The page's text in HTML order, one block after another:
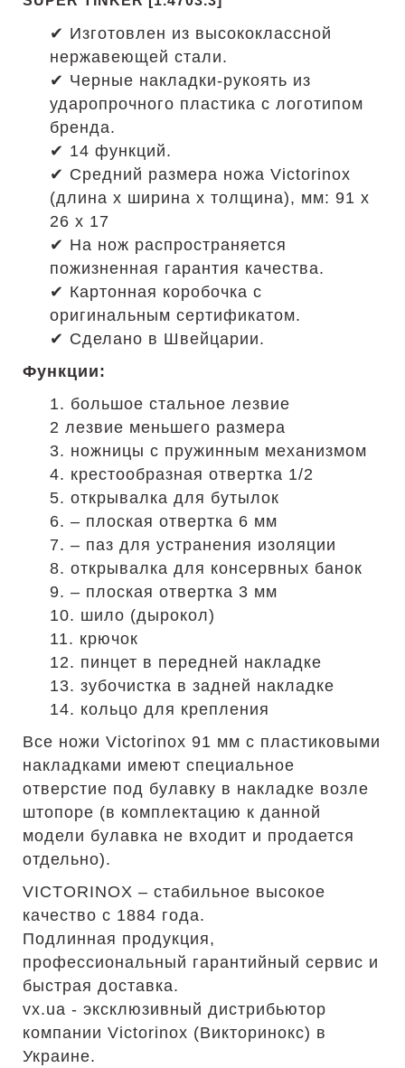
✔ Изготовлен из высококлассной
нержавеющей стали.
✔ Черные накладки-рукоять из
ударопрочного пластика с логотипом
бренда.
✔ 14 функций.
✔ Средний размера ножа Victorinox
(длина х ширина х толщина), мм: 91 х
26 х 17
✔ На нож распространяется
пожизненная гарантия качества.
✔ Картонная коробочка с
оригинальным сертификатом.
✔ Сделано в Швейцарии.
Функции:
1. большое стальное лезвие
2 лезвие меньшего размера
3. ножницы с пружинным механизмом
4. крестообразная отвертка 1/2
5. открывалка для бутылок
6. – плоская отвертка 6 мм
7. – паз для устранения изоляции
8. открывалка для консервных банок
9. – плоская отвертка 3 мм
10. шило (дырокол)
11. крючок
12. пинцет в передней накладке
13. зубочистка в задней накладке
14. кольцо для крепления
Все ножи Victorinox 91 мм с пластиковыми
накладками имеют специальное
отверстие под булавку в накладке возле
штопоре (в комплектацию к данной
модели булавка не входит и продается
отдельно).
VICTORINOX – стабильное высокое
качество с 1884 года.
Подлинная продукция,
профессиональный гарантийный сервис и
быстрая доставка.
vx.ua - эксклюзивный дистрибьютор
компании Victorinox (Викторинокс) в
Украине.